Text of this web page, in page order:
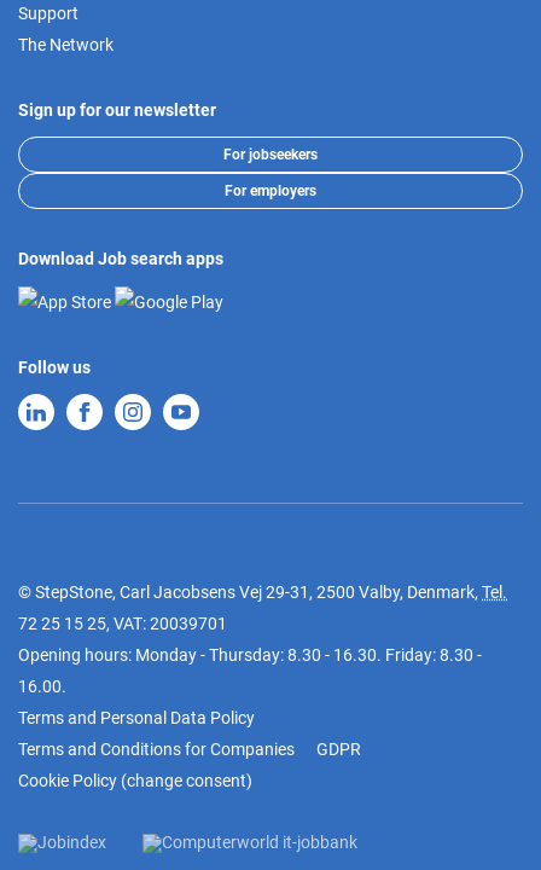
Support
The Network
Sign up for our newsletter
For jobseekers
For employers
Download Job search apps
Follow us
© StepStone, Carl Jacobsens Vej 29-31, 2500 Valby, Denmark, Tel.
72 25 15 25, VAT: 20039701
Opening hours: Monday - Thursday: 8.30 - 16.30. Friday: 8.30 -
16.00.
Terms and Personal Data Policy
Terms and Conditions for Companies
GDPR
Cookie Policy (change consent)